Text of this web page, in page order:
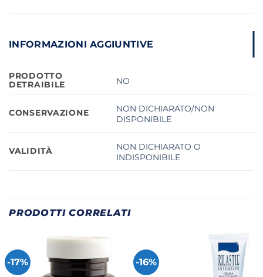
INFORMAZIONI AGGIUNTIVE
PRODOTTO
DETRAIBILE
NO
CONSERVAZIONE
NON DICHIARATO/NON
DISPONIBILE
VALIDITÀ
NON DICHIARATO O
INDISPONIBILE
PRODOTTI CORRELATI
-17% -16%